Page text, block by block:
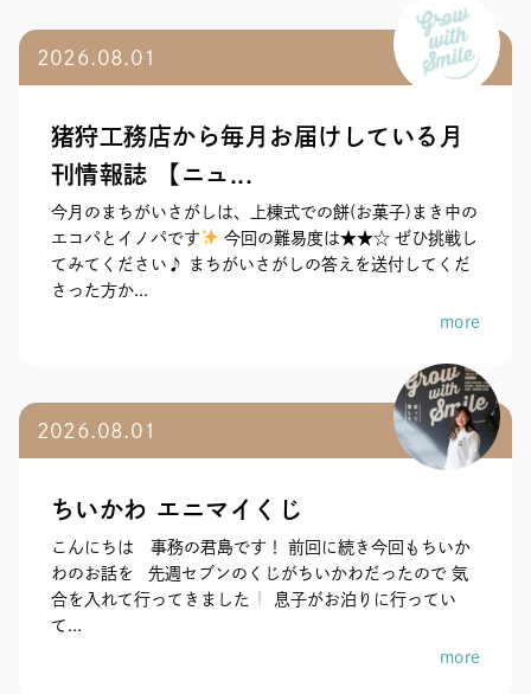
2026.08.01
猪狩工務店から毎月お届けしている月
刊情報誌 【ニュ...
今月のまちがいさがしは、上棟式での餅(お菓子)まき中の
エコパとイノパです
今回の難易度は★★☆ ぜひ挑戦し
てみてください♪ まちがいさがしの答えを送付してくだ
さった方か...
more
2026.08.01
ちいかわ エニマイくじ
こんにちは 事務の君島です！ 前回に続き今回もちいか
わのお話を 先週セブンのくじがちいかわだったので 気
合を入れて行ってきました
息子がお泊りに行ってい
て...
more